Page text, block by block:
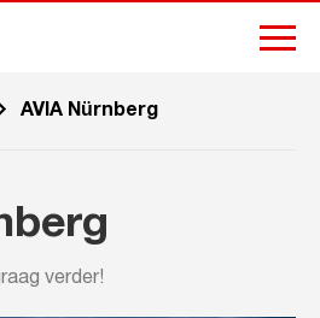
AVIA Nürnberg
verder!